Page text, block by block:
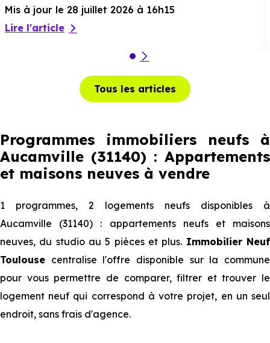
Mis à jour le 28 juillet 2026 à 16h15
Lire l'article
Tous les articles
Programmes immobiliers neufs à
Aucamville (31140) : Appartements
et maisons neuves à vendre
1 programmes, 2 logements neufs disponibles à
Aucamville (31140) : appartements neufs et maisons
neuves, du studio au 5 pièces et plus. Immobilier Neuf
Toulouse centralise l'offre disponible sur la commune
pour vous permettre de comparer, filtrer et trouver le
logement neuf qui correspond à votre projet, en un seul
endroit, sans frais d'agence.